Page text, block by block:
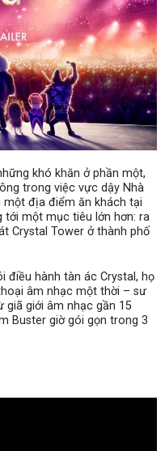
khó khăn ở phần một,
trong việc vực dậy Nhà
một địa điểm ăn khách tại
tới một mục tiêu lớn hơn: ra
Crystal Tower ở thành phố
hành tàn ác Crystal, họ
âm nhạc một thời – sư
giã giới âm nhạc gần 15
Buster giờ gói gọn trong 3